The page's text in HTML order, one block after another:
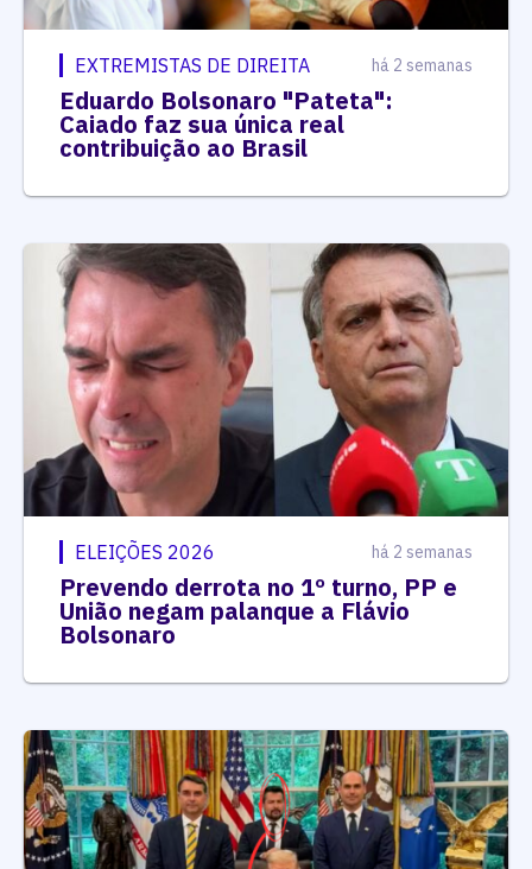
EXTREMISTAS DE DIREITA há 2 semanas
Eduardo Bolsonaro "Pateta":
Caiado faz sua única real
contribuição ao Brasil
ELEIÇÕES 2026 há 2 semanas
Prevendo derrota no 1º turno, PP e
União negam palanque a Flávio
Bolsonaro